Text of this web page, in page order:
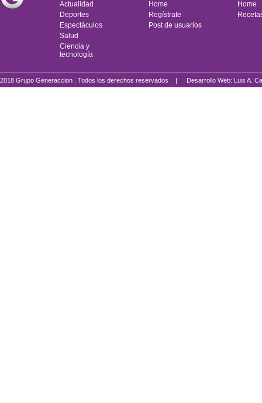
Actualidad
Deportes
Espectáculos
Salud
Ciencia y
tecnología
Home
Regístrate
Post de usuarios
Home
2018 Grupo Generaccion . Todos los derechos reservados | Desarrollo Web: Luis